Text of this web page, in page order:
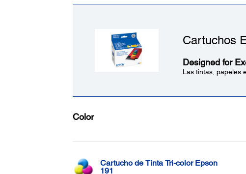
Cartuchos
Designed for
Las tintas, papeles
Color
Cartucho de Tinta Tri-color Epson
191